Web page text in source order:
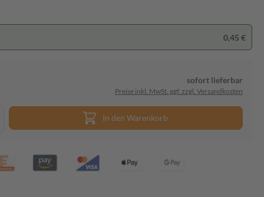
0,45 €
sofort lieferbar
Preise inkl. MwSt. ggf. zzgl. Versandkosten
In den Warenkorb